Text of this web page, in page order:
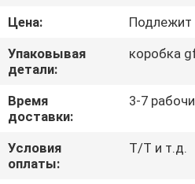
НОВОСТИ
СЛУЧАИ
СПРОСИТЕ
ЦИТАТУ
Цена:
Упаковывая
детали:
коробка
Время
доставки:
3-7
Условия
оплаты:
T/T и т.д.